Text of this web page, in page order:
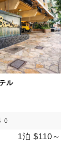
ル
0
1泊 $110～